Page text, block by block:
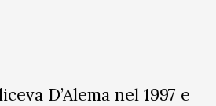
D’Alema nel 1997 e